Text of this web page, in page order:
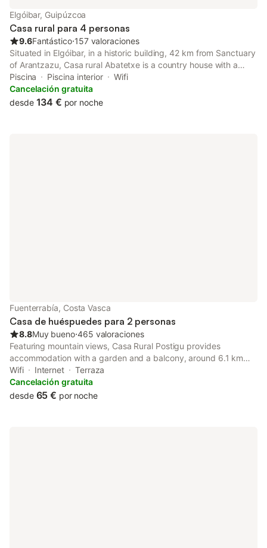
Elgóibar, Guipúzcoa
Casa rural para 4 personas
9.6Fantástico⋅157 valoraciones
Situated in Elgóibar, in a historic building, 42 km from Sanctuary
of Arantzazu, Casa rural Abatetxe is a country house with a
fitness centre and indoor pool. This property offers access to a
patio, a pool table, free private parking and free WiFi.
Piscina Piscina interior
Wifi
Cancelación gratuita
desde 134 € por noche
Fuenterrabía, Costa Vasca
Casa de huéspuedes para 2 personas
8.8Muy bueno⋅465 valoraciones
Featuring mountain views, Casa Rural Postigu provides
accommodation with a garden and a balcony, around 6.1 km
from FICOBA. This property offers access to a terrace, free
private parking and free WiFi.
Wifi Internet
Terraza
Cancelación gratuita
desde 65 € por noche